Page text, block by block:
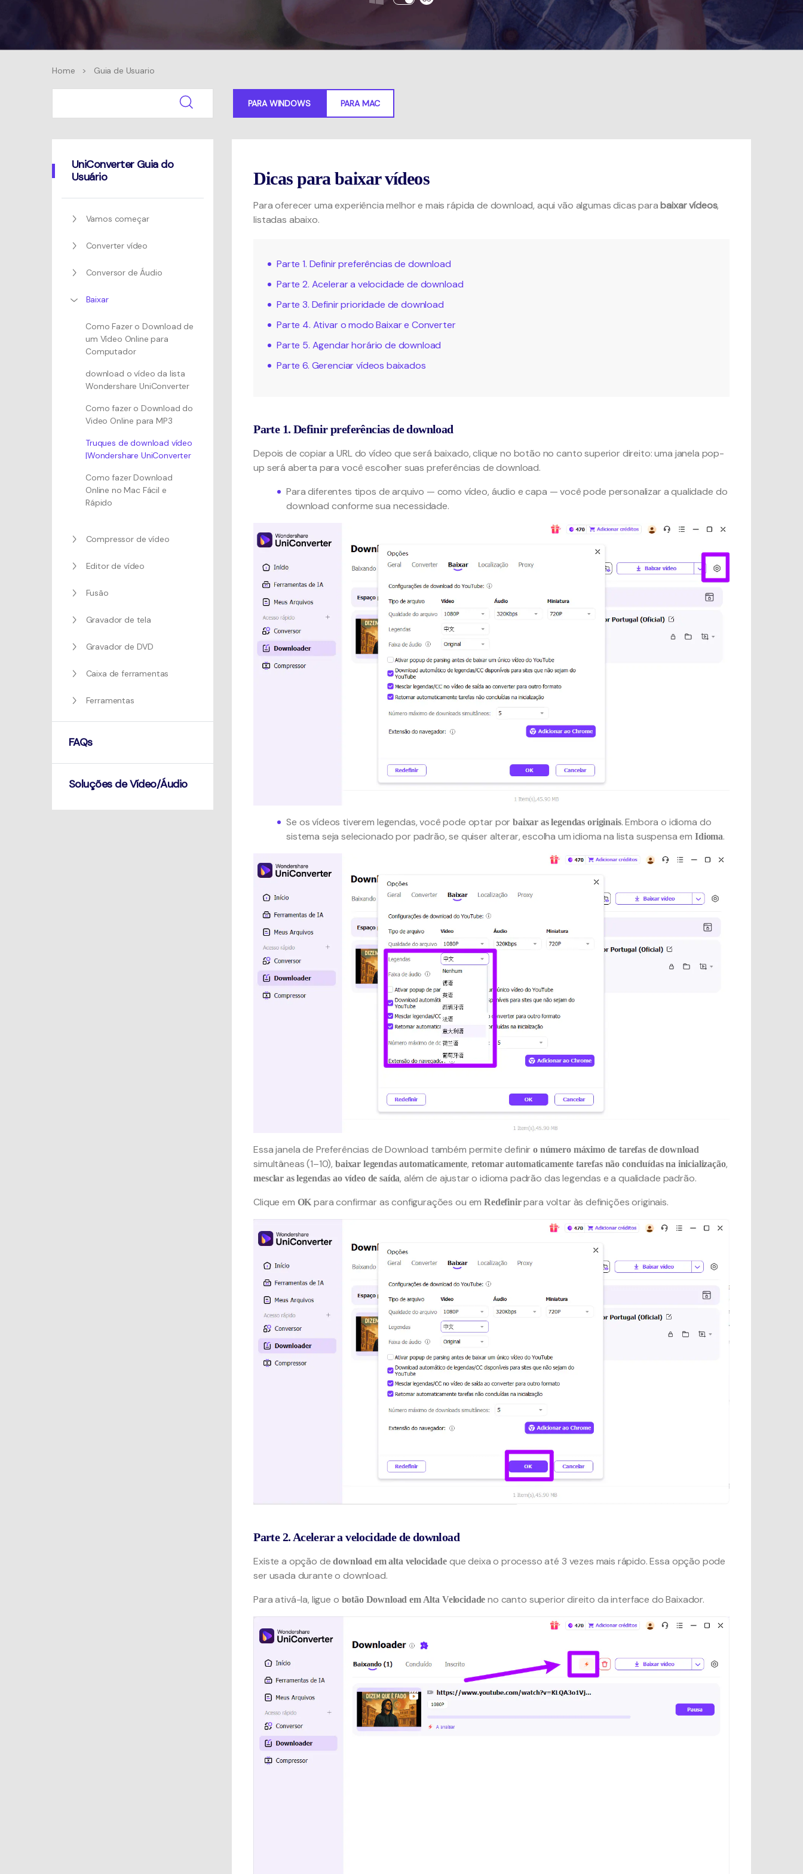
Home > Guia de Usuario
PARA WINDOWS PARA MAC
UniConverter Guia do
Usuário
Vamos começar
Converter vídeo
Conversor de Áudio
Baixar
Como Fazer o Download de
um Vídeo Online para
Computador
download o vídeo da lista
Wondershare UniConverter
Como fazer o Download do
Video Online para MP3
Truques de download vídeo
|Wondershare UniConverter
Como fazer Download
Online no Mac Fácil e
Rápido
Compressor de vídeo
Editor de vídeo
Fusão
Gravador de tela
Gravador de DVD
Caixa de ferramentas
Ferramentas
FAQs
Soluções de Vídeo/Áudio
Dicas para baixar vídeos
Para oferecer uma experiência melhor e mais rápida de download, aqui vão algumas dicas parabaixar vídeos,
listadas abaixo.
Parte 1. Definir preferências de download
Parte 2. Acelerar a velocidade de download
Parte 3. Definir prioridade de download
Parte 4. Ativar o modo Baixar e Converter
Parte 5. Agendar horário de download
Parte 6. Gerenciar vídeos baixados
Parte 1. Definir preferências de download
Depois de copiar a URL do vídeo que será baixado, clique no botão no canto superior direito: uma janela pop-
up será aberta para você escolher suas preferências de download.
Para diferentes tipos de arquivo — como vídeo, áudio e capa — você pode personalizar a qualidade do
download conforme sua necessidade.
Se os vídeos tiverem legendas, você pode optar porbaixar as legendas originais. Embora o idioma do
sistema seja selecionado por padrão, se quiser alterar, escolha um idioma na lista suspensa emIdioma.
Essa janela de Preferências de Download também permite definiro número máximo de tarefas de download
simultâneas (1–10),baixar legendas automaticamente, retomar automaticamente tarefas não concluídas na inicialização,
mesclar as legendas ao vídeo de saída, além de ajustar o idioma padrão das legendas e a qualidade padrão.
Clique em OKpara confirmar as configurações ou emRedefinirpara voltar às definições originais.
Parte 2. Acelerar a velocidade de download
Existe a opção dedownload em alta velocidade que deixa o processo até 3 vezes mais rápido. Essa opção pode
ser usada durante o download.
Para ativá-la, ligue o botão Download em Alta Velocidade no canto superior direito da interface do Baixador.